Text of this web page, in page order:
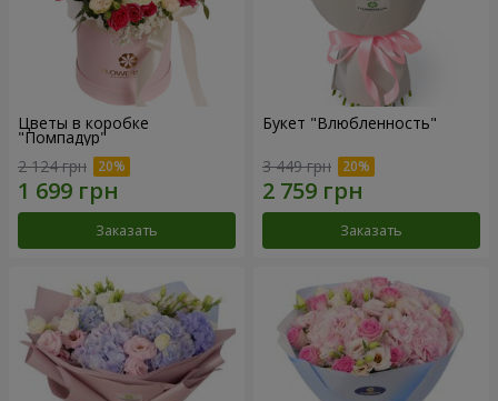
Цветы в коробке
"Помпадур"
2 124 грн
Заказать
Букет "Влюбленность"
3 449 грн
Заказать